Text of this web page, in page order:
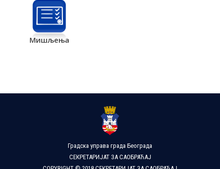
Мишљења
Градска управа града Београда
СЕКРЕТАРИЈАТ ЗА САОБРАЋАЈ